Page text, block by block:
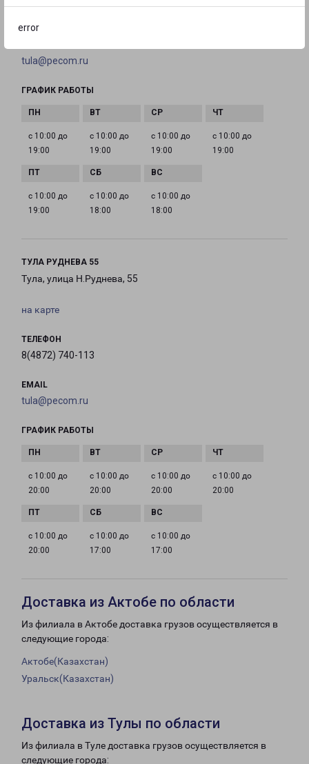
error
tula@pecom.ru
ГРАФИК РАБОТЫ
с 10:00 до
19:00
с 10:00 до
19:00
с 10:00 до
19:00
с 10:00 до
19:00
с 10:00 до
19:00
с 10:00 до
18:00
с 10:00 до
18:00
ТУЛА РУДНЕВА 55
Тула, улица Н.Руднева, 55
на карте
ТЕЛЕФОН
8(4872) 740-113
EMAIL
tula@pecom.ru
ГРАФИК РАБОТЫ
с 10:00 до
20:00
с 10:00 до
20:00
с 10:00 до
20:00
с 10:00 до
20:00
с 10:00 до
20:00
с 10:00 до
17:00
с 10:00 до
17:00
Доставка из Актобе по области
Из филиала в Актобе доставка грузов осуществляется в
следующие города:
Актобе(Казахстан)
Уральск(Казахстан)
Доставка из Тулы по области
Из филиала в Туле доставка грузов осуществляется в
следующие города: